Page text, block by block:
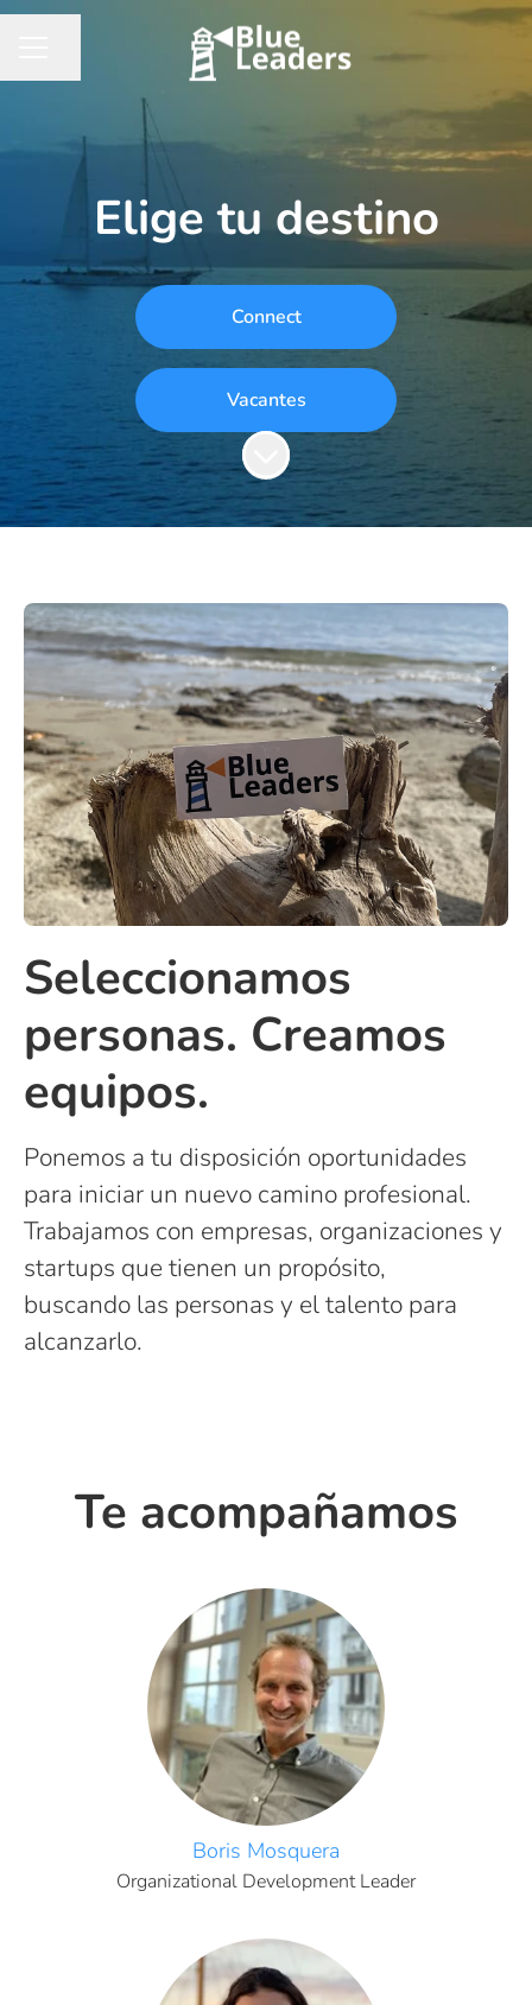
Elige tu destino
Connect
Vacantes
Más contenido
Seleccionamos
personas. Creamos
equipos.
Ponemos a tu disposición oportunidades
para iniciar un nuevo camino profesional.
Trabajamos con empresas, organizaciones y
startups que tienen un propósito,
buscando las personas y el talento para
alcanzarlo.
Te acompañamos
Boris Mosquera
Organizational Development Leader